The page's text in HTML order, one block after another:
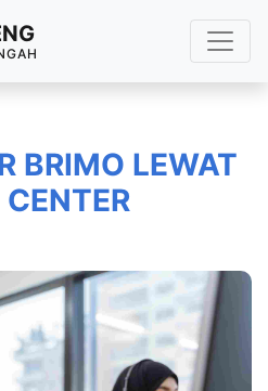
BRIMO LEWAT